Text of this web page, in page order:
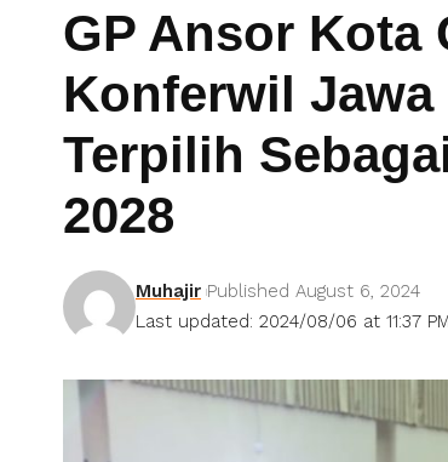
GP Ansor Kota
Konferwil Jawa
Terpilih
2028
Last updated: 2024/08/06 at 11:37 PM
Muhajir Published August 6, 2024